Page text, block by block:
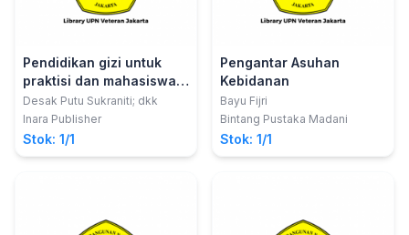
Pendidikan gizi untuk
praktisi dan mahasiswa
kesehatan
Desak Putu Sukraniti; dkk
Inara Publisher
Stok: 1/1
Pengantar Asuhan
Kebidanan
Bayu Fijri
Bintang Pustaka Madani
Stok: 1/1